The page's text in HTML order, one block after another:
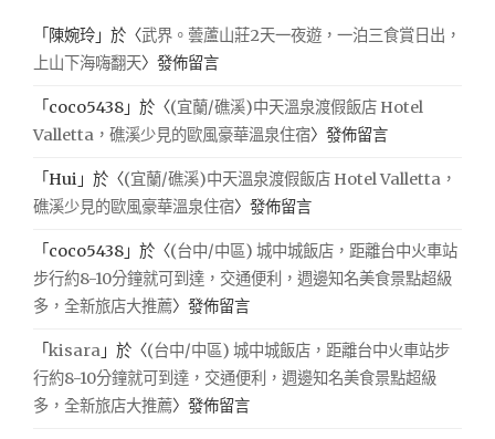
「 陳婉玲 」於〈武界。蕓蘆山莊2天一夜遊，一泊三食賞日出，
上山下海嗨翻天〉發佈留言
「 coco5438 」於〈(宜蘭/礁溪)中天溫泉渡假飯店 Hotel
Valletta，礁溪少見的歐風豪華溫泉住宿〉發佈留言
「Hui 」於〈(宜蘭/礁溪)中天溫泉渡假飯店 Hotel Valletta，
礁溪少見的歐風豪華溫泉住宿〉發佈留言
「 coco5438 」於〈(台中/中區) 城中城飯店，距離台中火車站
步行約8-10分鐘就可到達，交通便利，週邊知名美食景點超級
多，全新旅店大推薦〉發佈留言
「kisara 」於〈(台中/中區) 城中城飯店，距離台中火車站步
行約8-10分鐘就可到達，交通便利，週邊知名美食景點超級
多，全新旅店大推薦〉發佈留言